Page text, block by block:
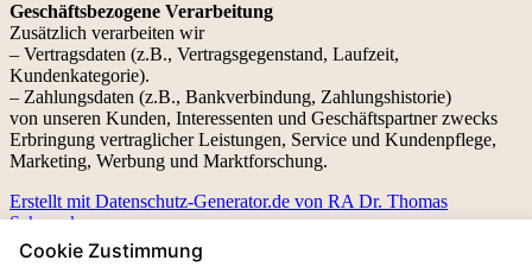
Geschäftsbezogene Verarbeitung
Zusätzlich verarbeiten wir
– Vertragsdaten (z.B., Vertragsgegenstand, Laufzeit,
Kundenkategorie).
– Zahlungsdaten (z.B., Bankverbindung, Zahlungshistorie)
von unseren Kunden, Interessenten und Geschäftspartner zwecks
Erbringung vertraglicher Leistungen, Service und Kundenpflege,
Marketing, Werbung und Marktforschung.
Erstellt mit Datenschutz-Generator.de von RA Dr. Thomas
Schwenke
Cookie Zustimmung